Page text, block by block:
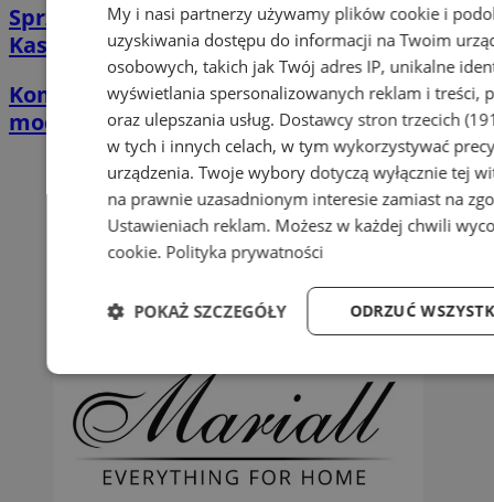
Sprzątanie po zalaniu w Tychach |
Kastelnik
Kompleksowa naprawa aut - przywracamy
moc twoim czterem kółkom
My i nasi partnerzy używamy plików cookie i
uzyskiwania dostępu do informacji na Twoim
osobowych, takich jak Twój adres IP, unikalne
wyświetlania spersonalizowanych reklam i treści,
oraz ulepszania usług. Dostawcy stron trzecich
w tych i innych celach, w tym wykorzystywać
urządzenia. Twoje wybory dotyczą wyłącznie tej
na prawnie uzasadnionym interesie zamiast na
Ustawieniach reklam. Możesz w każdej chwili
cookie. Polityka prywatności
ODRZUĆ
POKAŻ SZCZEGÓŁY
Niezbędne Wydajność